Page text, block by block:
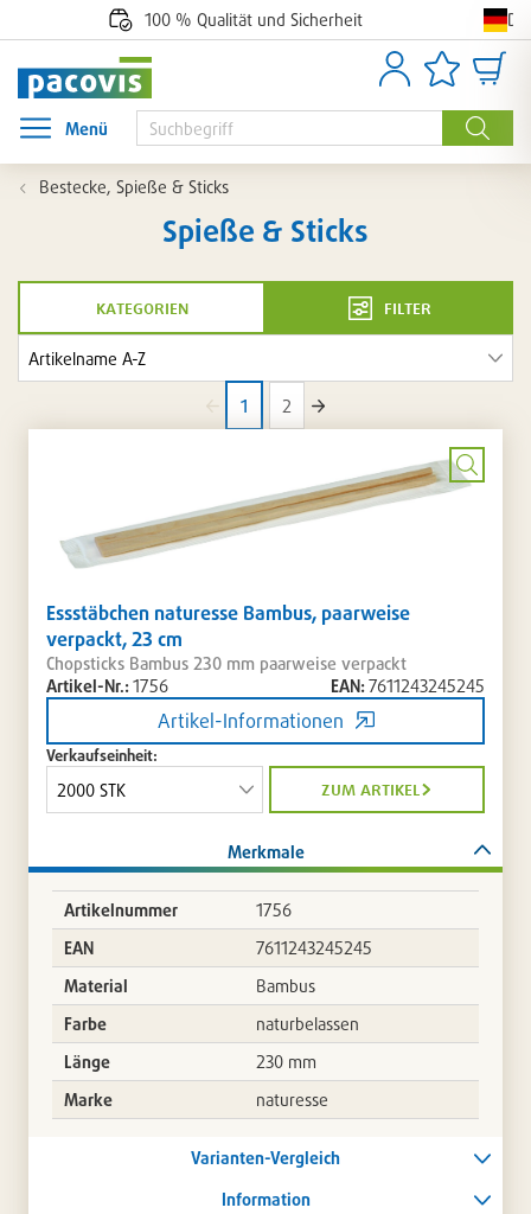
100 % Qualität und Sicherheit
Suche
AnmeldenArtikellisten
Menü
Menü öffnen
Bestecke, Spieße & Sticks
Spieße & Sticks
kategorien filter
vorherige
Seite
1 2
nächste
Seite
Artikel
in
Bild
Essstäbchen naturesse Bambus, paarweise
verpackt, 23 cm
Chopsticks Bambus 230 mm paarweise verpackt
Artikel-Nr.:1756 EAN:7611243245245
Artikel-Informationen
Verkaufseinheit:
zum artikel
Merkmale
Artikelnummer
1756
EAN
7611243245245
Material
Bambus
Farbe
naturbelassen
Länge
230 mm
Marke
naturesse
Varianten-Vergleich
Information